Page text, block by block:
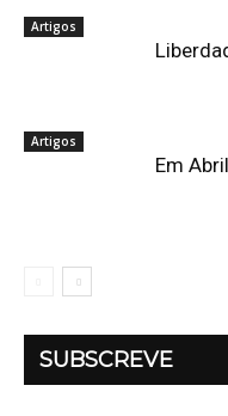
Artigos
Artigos
Em
SUBSCREVE